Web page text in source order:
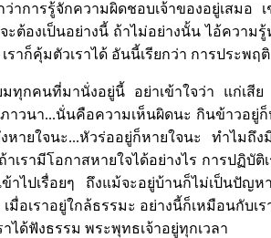
ว่าการรู้จักความผิดชอบเจ้าของอยู่เสมอ
ะต้องเป็นอย่างนี้ ถ้าไม่อย่างนั้น ไอ้ความ
เราก็คุ้มตัวเราได้ อันนี้เรียกว่า การประพ
ทุกคนที่มานั่งอยู่นี้ อย่าเข้าใจว่า แก่เสีย
าวนา...นั่นคือความเห็นผิดนะ กินข้าวอยู่
หายใจนะ...หัวร่ออยู่ก็หายใจนะ ทำไม
าเรามีโอกาสหายใจได้อย่างไร การปฏิบั
ข้าไปเรื่อยๆ ถึงแม้จะอยู่บ้านก็ไม่เป็นปัญ
มื่อเราอยู่ใกล้ธรรมะ อย่างนี้ก็เหมือนกับเ
าได้ฟังธรรม พระพุทธเจ้าอยู่ทุกเวลา